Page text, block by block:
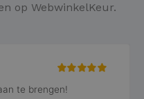
op WebwinkelKeur.